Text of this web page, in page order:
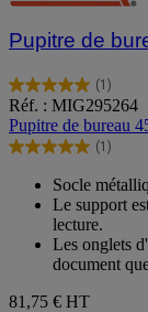
Pupitre de
(1)
5.0
sur
5
étoiles.
avis
Réf. : MIG295264
Pupitre de bureau
(1)
5.0
étoiles.
avis
Socle
Le support
lecture.
Les onglets
document
81,75 € HT